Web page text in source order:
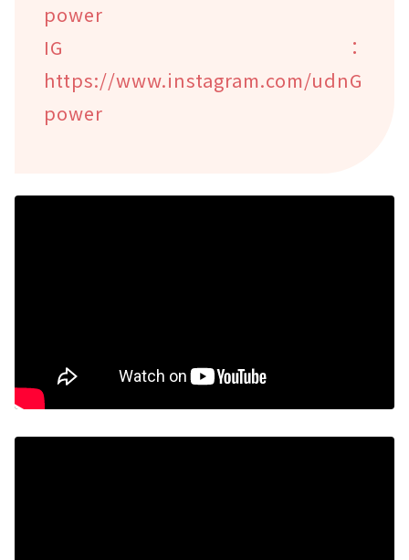
power
IG：
https://www.instagram.com/udnG
power